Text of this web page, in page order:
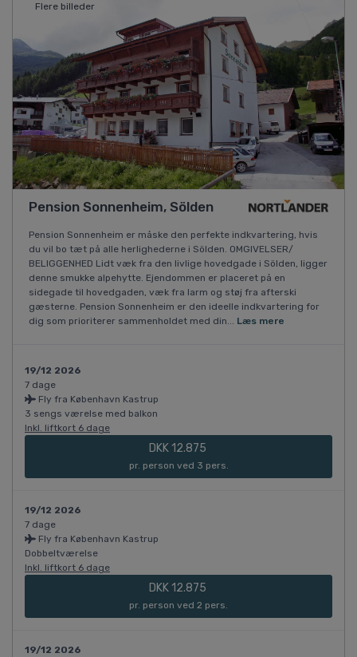
Flere billeder
Pension Sonnenheim, Sölden
Pension Sonnenheim er måske den perfekte indkvartering, hvis
du vil bo tæt på alle herlighederne i Sölden. OMGIVELSER/
BELIGGENHED Lidt væk fra den livlige hovedgade i Sölden, ligger
denne smukke alpehytte. Ejendommen er placeret på en
sidegade til hovedgaden, væk fra larm og støj fra afterski
gæsterne. Pension Sonnenheim er den ideelle indkvartering for
dig som prioriterer sammenholdet med din... Læs mere
19/12 2026
7 dage
Fly fra København Kastrup
3 sengs værelse med balkon
Inkl. liftkort 6 dage
DKK 12.875
pr. person ved 3 pers.
19/12 2026
7 dage
Fly fra København Kastrup
Dobbeltværelse
Inkl. liftkort 6 dage
DKK 12.875
pr. person ved 2 pers.
19/12 2026